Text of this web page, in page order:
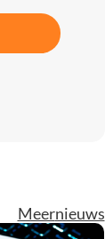
Meernieuws